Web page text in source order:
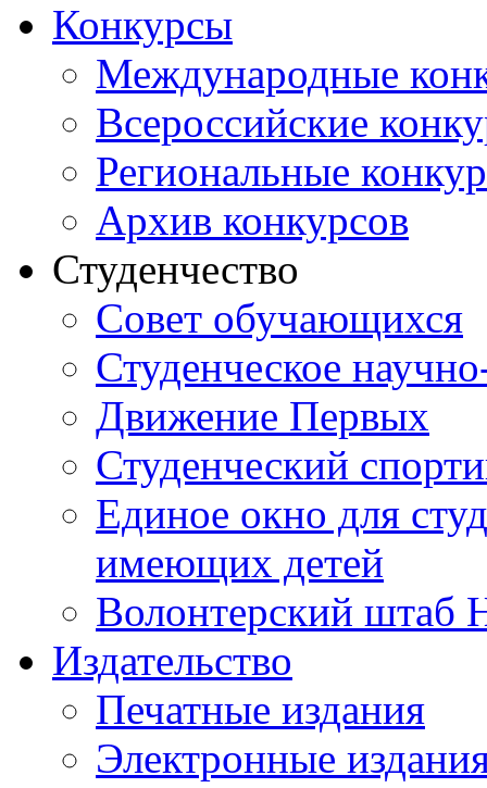
Конкурсы
Международные
Всероссийские
Региональные
Архив конкурсов
Студенчество
Совет обучающихся
Студенческое
Движение Первых
Студенческий
Единое окно для
имеющих детей
Волонтерский штаб
Издательство
Печатные издания
Электронные